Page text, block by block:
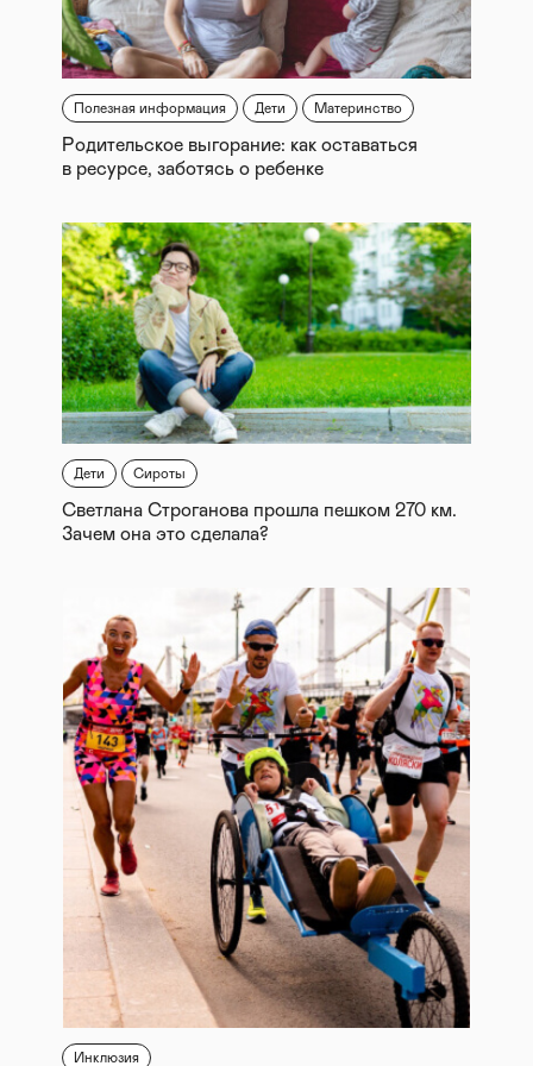
Медицинские специалисты из Детской городской
больницы №1 в г. Санкт-Петербурге и
Онкологического центра им. Ломбарди в г.
совместный прием пациентов по Интернету. В
результате было сформировано общее
информационное поле, позволяющее обмениваться
знаниями в области медицины);
Нижегородской области);
- Установка водоочистных систем (Установка
водоочистных систем, основанных на принципе
обратного осмоса, в некоторых детских больницах г.
Санкт-Петербурга и Нижегородской области).
Источник информации: http://www.spbfvr.ru/
Полезная информация Дети Материнство
Родительское выгорание: как оставаться
в ресурсе, заботясь о ребенке
Дети Сироты
Светлана Строганова прошла пешком 270 км.
Зачем она это сделала?
Инклюзия